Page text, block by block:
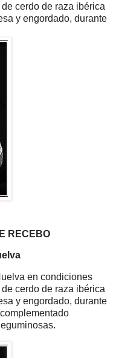
cerdo de raza ibérica
y engordado, durante
RECEBO
en condiciones
cerdo de raza ibérica
y engordado, durante